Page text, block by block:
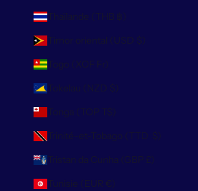
Thaïlande (THB ฿)
Timor oriental (USD $)
Togo (XOF Fr)
Tokelau (NZD $)
Tonga (TOP T$)
Trinité-et-Tobago (TTD $)
Tristan da Cunha (GBP £)
Tunisie (EUR €)